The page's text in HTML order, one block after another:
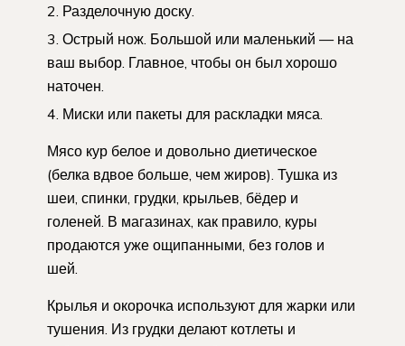
Разделочную доску.
Острый нож. Большой или маленький — на
ваш выбор. Главное, чтобы он был хорошо
наточен.
Миски или пакеты для раскладки мяса.
Мясо кур белое и довольно диетическое
(белка вдвое больше, чем жиров). Тушка из
шеи, спинки, грудки, крыльев, бёдер и
голеней. В магазинах, как правило, куры
продаются уже ощипанными, без голов и
шей.
Крылья и окорочка используют для жарки или
тушения. Из грудки делают котлеты и